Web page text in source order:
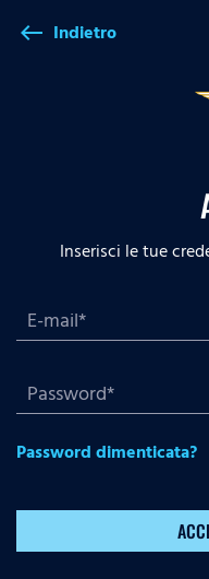
west Indietro
Inserisci le tue
Password dimenticata?